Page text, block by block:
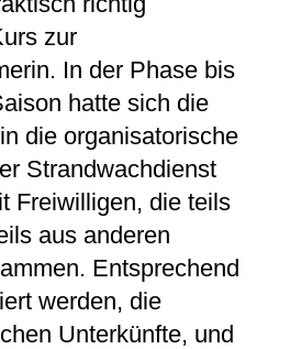
zur
In der Phase bis
hatte sich die
die organisatorische
Strandwachdienst
Freiwilligen, die teils
aus anderen
Entsprechend
werden, die
Unterkünfte, und